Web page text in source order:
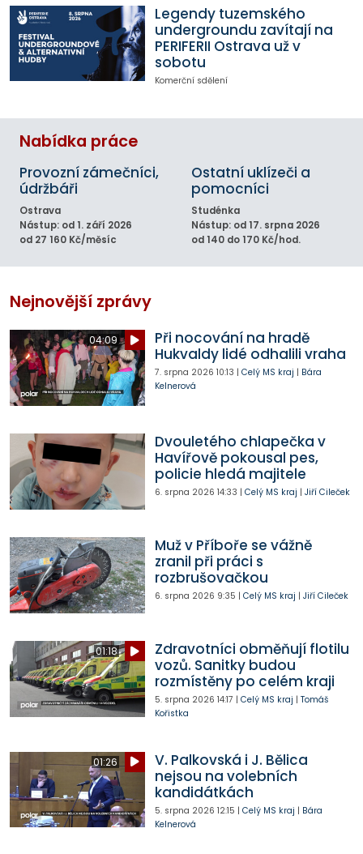
Legendy tuzemského
undergroundu zavítají na
PERIFERII Ostrava už v
sobotu
Komerční sdělení
Nabídka práce
Provozní zámečníci,
údržbáři
Ostrava
Nástup: od 1. září 2026
od 27 160 Kč/měsíc
Ostatní uklízeči a
pomocníci
Studénka
Nástup: od 17. srpna 2026
od 140 do 170 Kč/hod.
Nejnovější zprávy
04:09
Při nocování na hradě
Hukvaldy lidé odhalili vraha
7. srpna 2026 10:13 | Celý MS kraj | Bára
Kelnerová
Dvouletého chlapečka v
Havířově pokousal pes,
policie hledá majitele
6. srpna 2026 14:33 | Celý MS kraj | Jiří Cileček
Muž v Příboře se vážně
zranil při práci s
rozbrušovačkou
6. srpna 2026 9:35 | Celý MS kraj | Jiří Cileček
01:18
Zdravotníci obměňují flotilu
vozů. Sanitky budou
rozmístěny po celém kraji
5. srpna 2026 14:17 | Celý MS kraj | Tomáš
Kořistka
01:26
V. Palkovská i J. Bělica
nejsou na volebních
kandidátkách
5. srpna 2026 12:15 | Celý MS kraj | Bára
Kelnerová